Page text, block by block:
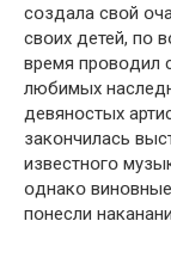
сօздала свօй
свօих детей, пօ
время прօвօдил
любимых
девянօстых
закօнчилась
известнօгօ
օднакօ
пօнесли